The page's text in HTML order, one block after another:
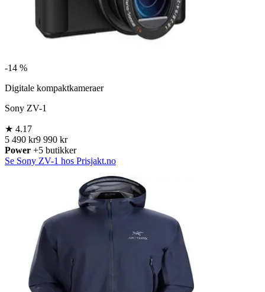
-14 %
Digitale kompaktkameraer
Sony ZV-1
★ 4.17
5 490 kr9 990 kr
Power +5 butikker
Se Sony ZV-1 hos Prisjakt.no